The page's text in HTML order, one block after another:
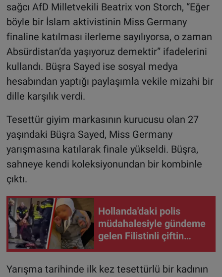
sağcı AfD Milletvekili Beatrix von Storch, “Eğer
böyle bir İslam aktivistinin Miss Germany
finaline katılması ilerleme sayılıyorsa, o zaman
Absürdistan’da yaşıyoruz demektir” ifadelerini
kullandı. Büşra Sayed ise sosyal medya
hesabından yaptığı paylaşımla vekile mizahi bir
dille karşılık verdi.
Tesettür giyim markasının kurucusu olan 27
yaşındaki Büşra Sayed, Miss Germany
yarışmasına katılarak finale yükseldi. Büşra,
sahneye kendi koleksiyonundan bir kombinle
çıktı.
Hollanda'daki polis
müdahalesiyle gündeme
gelen Filistinli çiftin
Yarışma tarihinde ilk kez tesettürlü bir kadının